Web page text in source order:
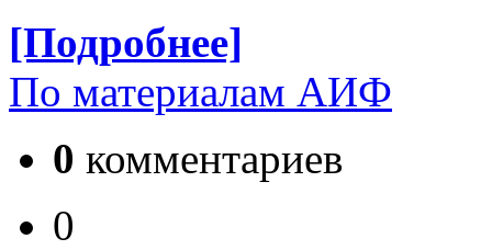
[Подробнее]
По материалам АИФ
0 комментариев
0